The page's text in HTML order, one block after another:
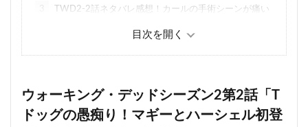
TWD2-2話ネタバレ感想！カールの手術シーンが痛い
キリストに嫌われるリック
5 獣医のハーシェルは人間の手術できるの！？
ウォーカーを焼くことができれば
ウォーキング・デッドシーズン2第2話「T
ドッグの愚痴り！マギーとハーシェル初登